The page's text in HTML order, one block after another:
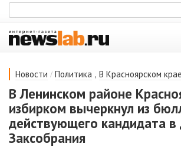
Новости / Политика , В Красноярском крае
В Ленинском районе
избирком вычеркнул из
действующего кандидата в
Заксобрания